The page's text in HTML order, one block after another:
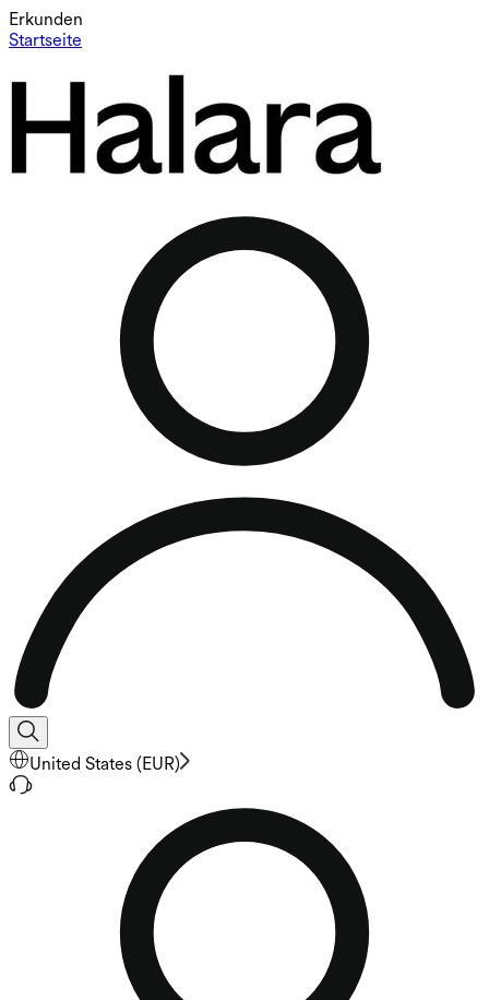
Erkunden
Startseite
United States (EUR)